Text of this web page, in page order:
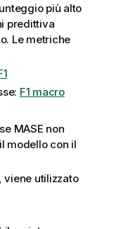
più alto
predittiva
Le metriche
F1 macro
MASE non
modello con il
viene utilizzato